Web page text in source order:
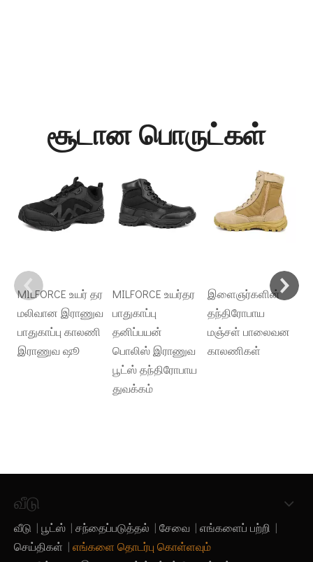
சூடான பொருட்கள்
MILFORCE உயர் தர
மலிவான இராணுவ
பாதுகாப்பு காலணி
இராணுவ ஷூ
MILFORCE உயர்தர
பாதுகாப்பு
தனிப்பயன்
பொலிஸ் இராணுவ
பூட்ஸ் தந்திரோபாய
துவக்கம்
இளைஞர்களின்
தந்திரோபாய
மஞ்சள் பாலைவன
காலணிகள்
வீடு
வீடு | பூட்ஸ் | சந்தைப்படுத்தல் | சேவை | எங்களைப் பற்றி |
செய்திகள் | எங்களை தொடர்பு கொள்ளவும்